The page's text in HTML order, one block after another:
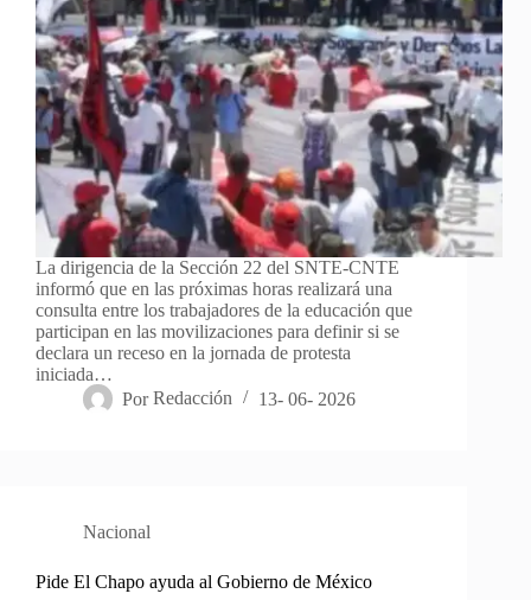
La dirigencia de la Sección 22 del SNTE-CNTE
informó que en las próximas horas realizará una
consulta entre los trabajadores de la educación que
participan en las movilizaciones para definir si se
declara un receso en la jornada de protesta
iniciada…
Por Redacción 13- 06- 2026
Nacional
Pide El Chapo ayuda al Gobierno de México